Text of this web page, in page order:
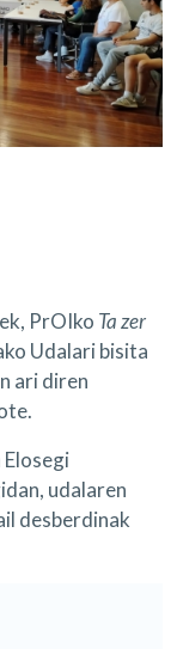
PrOIko Ta zer
Udalari bisita
ari diren
udalaren
desberdinak